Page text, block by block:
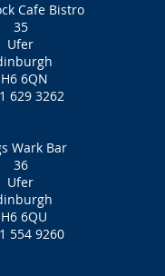
Cafe Bistro
35
Ufer
6QN
629 3262
Wark Bar
36
Ufer
6QU
554 9260